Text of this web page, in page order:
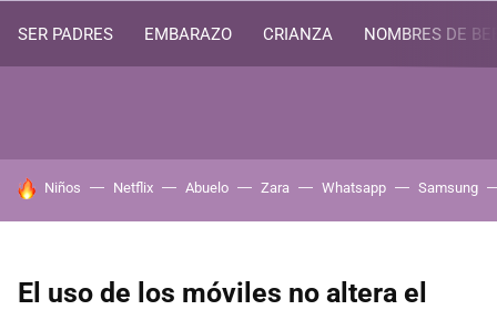
SER PADRES EMBARAZO CRIANZA NOMBRES DE
HOY SE HABLA DE
Niños Netflix Abuelo Zara Whatsapp Samsung
El uso de los móviles no altera el